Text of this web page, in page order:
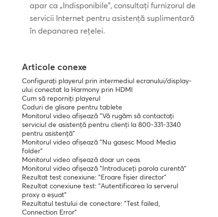
apar ca „Indisponibile”, consultați furnizorul de
servicii Internet pentru asistență suplimentară
în depanarea rețelei.
Articole conexe
Configurați playerul prin intermediul ecranului/display-
ului conectat la Harmony prin HDMI
Cum să reporniți playerul
Coduri de glisare pentru tablete
Monitorul video afișează "Vă rugăm să contactați
serviciul de asistență pentru clienți la 800-331-3340
pentru asistență"
Monitorul video afișează "Nu gasesc Mood Media
folder"
Monitorul video afișează doar un ceas
Monitorul video afișează "Introduceți parola curentă"
Rezultat test conexiune: "Eroare fișier director"
Rezultat conexiune test: "Autentificarea la serverul
proxy a eșuat"
Rezultatul testului de conectare: "Test failed,
Connection Error"